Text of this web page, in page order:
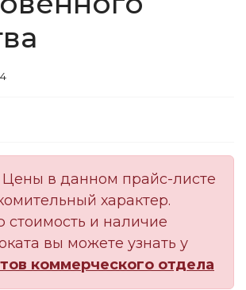
Цены в данном прайс-листе
характер.
стоимость и наличие
вы можете узнать у
коммерческого отдела